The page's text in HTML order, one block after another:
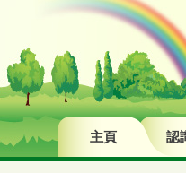
主頁 認